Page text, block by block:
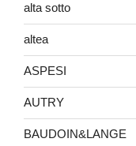
alta sotto
altea
ASPESI
AUTRY
BAUDOIN&LANGE